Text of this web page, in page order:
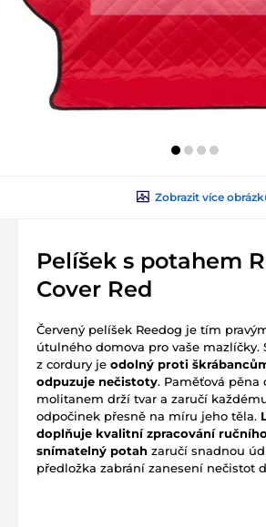
Zobrazit více
Pelíšek s potahem
Cover Red
Červený pelíšek Reedog je tím
útulného domova pro vaše mazlíčky.
z cordury je odolný proti
odpuzuje nečistoty. Paměťová pěna
molitanem drží tvar a zaručí
odpočinek přesně na míru jeho těla.
doplňuje kvalitní zpracování
snímatelný potah zaručí snadnou
předložka zabrání zanesení nečistot